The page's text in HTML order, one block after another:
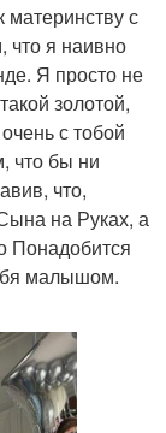
с
что я наивно
Я просто не
золотой,
с тобой
что бы ни
что,
на Руках, а
Понадобится
малышом.